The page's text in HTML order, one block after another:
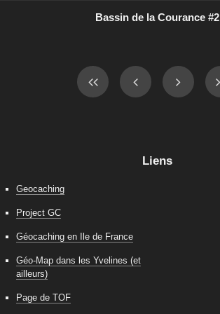
Bassin de la Courance #2
Liens
Geocaching
Project GC
Géocaching en Ile de France
Géo-Map dans les Yvelines (et
ailleurs)
Page de TOF